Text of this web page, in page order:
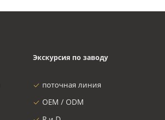
Экскурсия по заводу
поточная линия
OEM / ODM